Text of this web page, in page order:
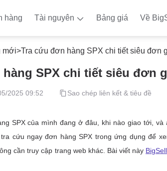
hàng Tài nguyên Bảng giá Về
mới>Tra cứu đơn hàng SPX chi tiết siêu đơn
SPX chi tiết siêu đơn
2025 09:52 Sao chép liên kết & tiêu đề